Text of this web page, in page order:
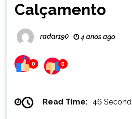
Calçamento
radar190 4 anos ago
0 0
Read Time: 46 Second